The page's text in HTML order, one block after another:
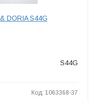
DORIA S44G
S44G
Код: 1063368-37